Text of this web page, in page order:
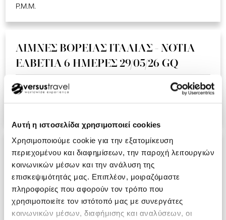
Αυτή η ιστοσελίδα χρησιμοποιεί cookies
Χρησιμοποιούμε cookie για την εξατομίκευση
περιεχομένου και διαφημίσεων, την παροχή λειτουργιών
κοινωνικών μέσων και την ανάλυση της
επισκεψιμότητάς μας. Επιπλέον, μοιραζόμαστε
πληροφορίες που αφορούν τον τρόπο που
χρησιμοποιείτε τον ιστότοπό μας με συνεργάτες
κοινωνικών μέσων, διαφήμισης και αναλύσεων, οι
P.M.M.
ΛΙΜΝΕΣ ΒΟΡΕΙΑΣ ΙΤΑΛΙΑΣ - ΝΟΤΙΑ
ΕΛΒΕΤΙΑ 6 ΗΜΕΡΕΣ 29/05/26 GQ
Ειναι η δευτερη συνεχομενη χρονια που ταξιδευουμε μαζι
σας και ημαστε πολυ ευχαριστημενοι απο την εμπειρια!!!.
ΑΝΔΑΛΟΥΣΙΑ - ΓΙΒΡΑΛΤΑΡ 9 ΗΜΕΡΕΣ
28/05/26 A3
Ο επαγγελματισμος σε ολο το μεγαλειο του. Σιγουρα θα το
προτιμησουμε στο επομενο ταξιδι μας. PANAGIOTOPOULOU
ATHANASIA MRS